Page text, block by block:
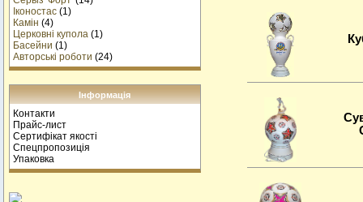
Іконостас (1)
Камін (4)
Церковні купола (1)
Басейни (1)
Авторські роботи (24)
Інформація
Контакти
Прайс-лист
Сертифікат якості
Спецпропозиція
Упаковка